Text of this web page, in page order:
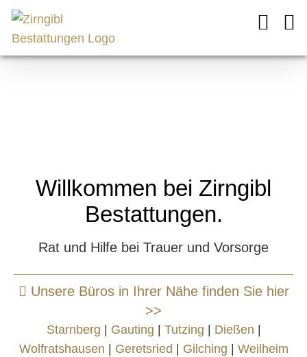
Zum
Willkommen bei Zirngibl
Bestattungen.
Rat und Hilfe bei Trauer und Vorsorge
Unsere Büros in Ihrer Nähe finden Sie hier
>>
Starnberg Gauting Tutzing Dießen
Wolfratshausen
Geretsried Gilching Weilheim